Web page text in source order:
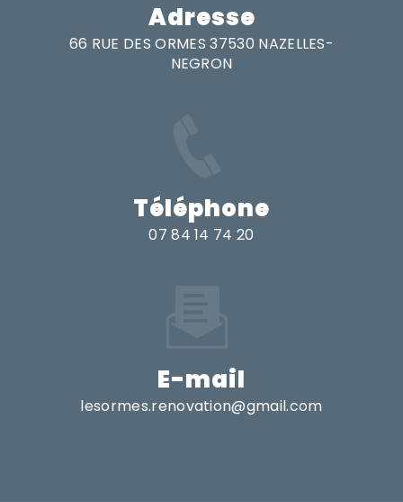
Adresse
66 RUE DES ORMES 37530 NAZELLES-
NEGRON
Téléphone
07 84 14 74 20
E-mail
lesormes.renovation@gmail.com